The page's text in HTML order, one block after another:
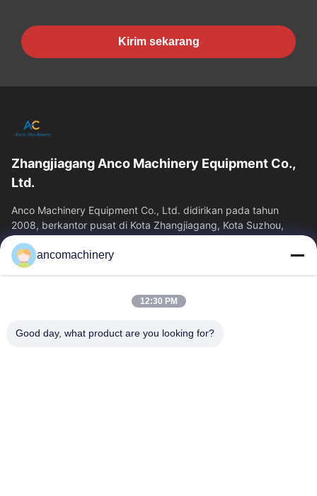
Kirim sekarang
Zhangjiagang Anco Machinery Equipment Co.,
Ltd.
Anco Machinery Equipment Co., Ltd. didirikan pada tahun
2008, berkantor pusat di Kota Zhangjiagang, Kota Suzhou,
Provinsi Jiangsu. Ini adalah...
Tautan Cepat
Tentang Kita
Wisata Pabrik
Kontrol Kualitas
ancomachinery
12:30 PM
Good day, what product are you looking for?